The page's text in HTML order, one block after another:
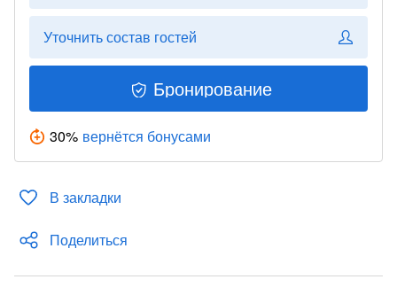
Уточнить состав гостей
Бронирование
30% вернётся бонусами
В закладки
Поделиться